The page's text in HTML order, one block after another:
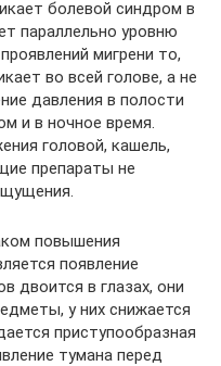
болевой синдром в
параллельно уровню
мигрени то,
во всей голове, а не
давления в полости
и в ночное время.
головой, кашель,
препараты не
повышения
появление
двоится в глазах, они
у них снижается
приступообразная
тумана перед